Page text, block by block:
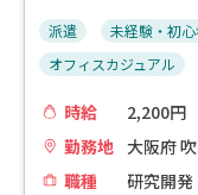
派遣 未経験・初
オフィスカジュアル
時給
2,200円
勤務地 大阪府
職種
研究開